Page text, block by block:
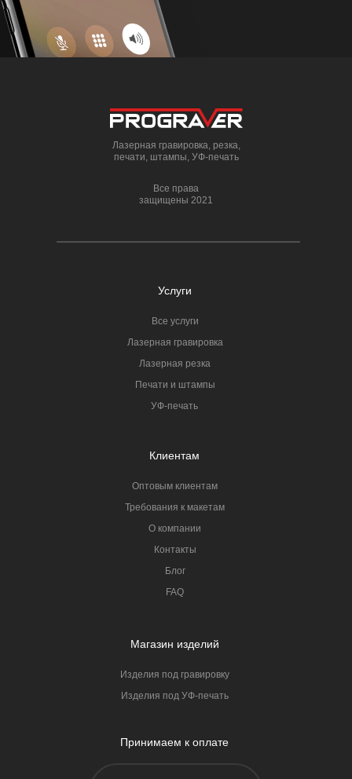
Услуги
Клиентам
Магазин изделий
Лазерная гравировка, резка,
печати, штампы, УФ-печать
Все услуги
Лазерная гравировка
Лазерная резка
Печати и штампы
УФ-печать
Оптовым клиентам
Требования к макетам
О компании
Контакты
Блог
FAQ
Изделия под гравировку
Изделия под УФ-печать
Принимаем к оплате
Все права
защищены 2021